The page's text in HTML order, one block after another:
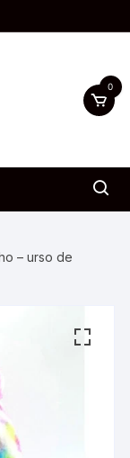
0
– urso de